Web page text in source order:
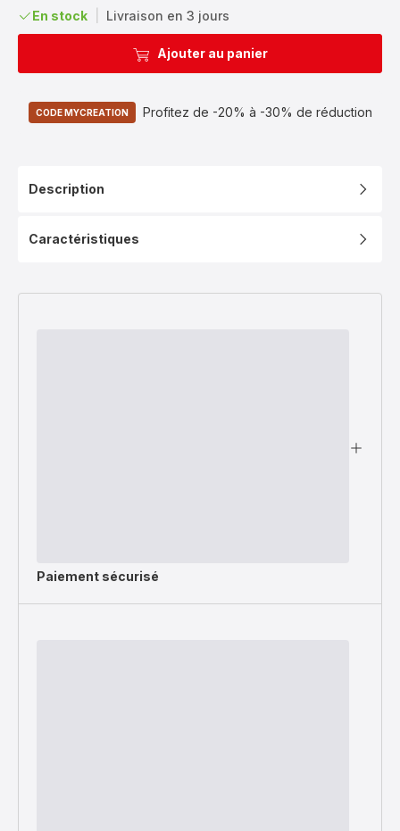
En stock Livraison en 3 jours
Ajouter au panier
CODE MYCREATION Profitez de -20% à -30% de réduction
Description
Caractéristiques
Paiement sécurisé